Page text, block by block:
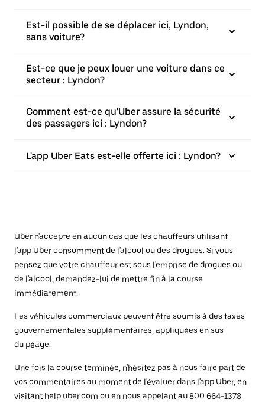
Est-il possible de se déplacer ici, Lyndon,
sans voiture?
Est-ce que je peux louer une voiture dans ce
secteur : Lyndon?
Comment est-ce qu'Uber assure la sécurité
des passagers ici : Lyndon?
L'app Uber Eats est-elle offerte ici : Lyndon?
Uber n'accepte en aucun cas que les chauffeurs utilisant
l'app Uber consomment de l'alcool ou des drogues. Si vous
pensez que votre chauffeur est sous l'emprise de drogues ou
de l'alcool, demandez-lui de mettre fin à la course
immédiatement.
Les véhicules commerciaux peuvent être soumis à des taxes
gouvernementales supplémentaires, appliquées en sus
du péage.
Une fois la course terminée, n'hésitez pas à nous faire part de
vos commentaires au moment de l'évaluer dans l'app Uber, en
visitant help.uber.com ou en nous appelant au 800 664-1378.